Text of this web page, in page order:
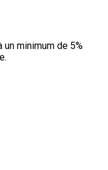
minimum de 5%